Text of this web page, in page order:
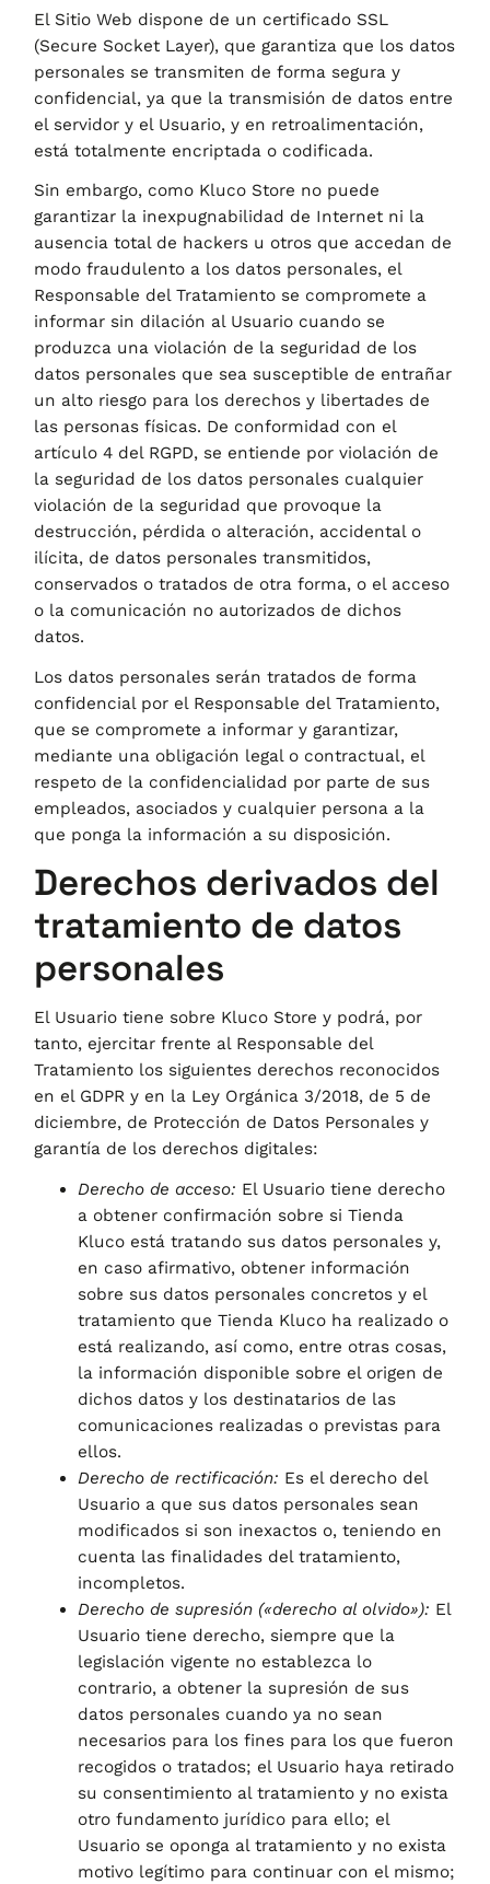
El Sitio Web dispone de un certificado SSL
(Secure Socket Layer), que garantiza que los datos
personales se transmiten de forma segura y
confidencial, ya que la transmisión de datos entre
el servidor y el Usuario, y en retroalimentación,
está totalmente encriptada o codificada.
Sin embargo, como Kluco Store no puede
garantizar la inexpugnabilidad de Internet ni la
ausencia total de hackers u otros que accedan de
modo fraudulento a los datos personales, el
Responsable del Tratamiento se compromete a
informar sin dilación al Usuario cuando se
produzca una violación de la seguridad de los
datos personales que sea susceptible de entrañar
un alto riesgo para los derechos y libertades de
las personas físicas. De conformidad con el
artículo 4 del RGPD, se entiende por violación de
la seguridad de los datos personales cualquier
violación de la seguridad que provoque la
destrucción, pérdida o alteración, accidental o
ilícita, de datos personales transmitidos,
conservados o tratados de otra forma, o el acceso
o la comunicación no autorizados de dichos
datos.
Los datos personales serán tratados de forma
confidencial por el Responsable del Tratamiento,
que se compromete a informar y garantizar,
mediante una obligación legal o contractual, el
respeto de la confidencialidad por parte de sus
empleados, asociados y cualquier persona a la
que ponga la información a su disposición.
Derechos derivados del
tratamiento de datos
personales
El Usuario tiene sobre Kluco Store y podrá, por
tanto, ejercitar frente al Responsable del
Tratamiento los siguientes derechos reconocidos
en el GDPR y en la Ley Orgánica 3/2018, de 5 de
diciembre, de Protección de Datos Personales y
garantía de los derechos digitales:
Derecho de acceso: El Usuario tiene derecho
a obtener confirmación sobre siTienda
Kluco está tratando sus datos personales y,
en caso afirmativo, obtener información
sobre sus datos personales concretos y el
tratamiento queTienda Kluco ha realizado o
está realizando, así como, entre otras cosas,
la información disponible sobre el origen de
dichos datos y los destinatarios de las
comunicaciones realizadas o previstas para
ellos.
Derecho de rectificación: Es el derecho del
Usuario a que sus datos personales sean
modificados si son inexactos o, teniendo en
cuenta las finalidades del tratamiento,
incompletos.
Derecho de supresión («derecho al olvido»): El
Usuario tiene derecho, siempre que la
legislación vigente no establezca lo
contrario, a obtener la supresión de sus
datos personales cuando ya no sean
necesarios para los fines para los que fueron
recogidos o tratados; el Usuario haya retirado
su consentimiento al tratamiento y no exista
otro fundamento jurídico para ello; el
Usuario se oponga al tratamiento y no exista
motivo legítimo para continuar con el mismo;